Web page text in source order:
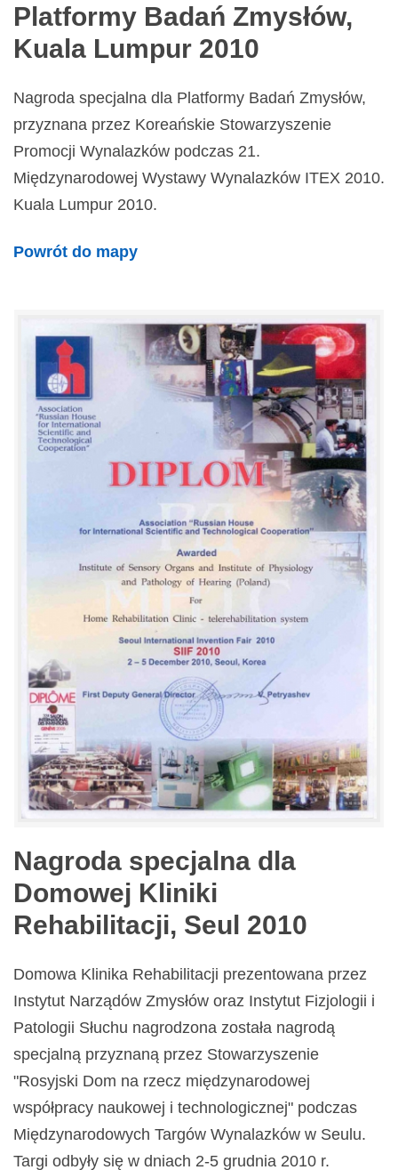
Platformy Badań Zmysłów,
Kuala Lumpur 2010
Nagroda specjalna dla Platformy Badań Zmysłów,
przyznana przez Koreańskie Stowarzyszenie
Promocji Wynalazków podczas 21.
Międzynarodowej Wystawy Wynalazków ITEX 2010.
Kuala Lumpur 2010.
Powrót do mapy
Nagroda specjalna dla
Domowej Kliniki
Rehabilitacji, Seul 2010
Domowa Klinika Rehabilitacji prezentowana przez
Instytut Narządów Zmysłów oraz Instytut Fizjologii i
Patologii Słuchu nagrodzona została nagrodą
specjalną przyznaną przez Stowarzyszenie
"Rosyjski Dom na rzecz międzynarodowej
współpracy naukowej i technologicznej" podczas
Międzynarodowych Targów Wynalazków w Seulu.
Targi odbyły się w dniach 2-5 grudnia 2010 r.